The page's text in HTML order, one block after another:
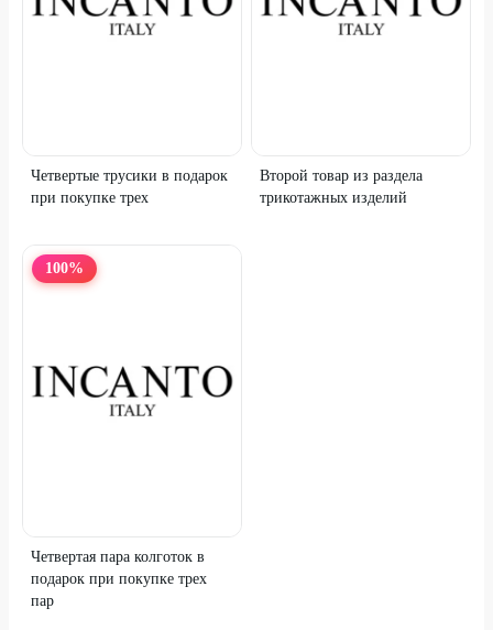
Четвертые трусики в подарок
при покупке трех
Второй товар из раздела
трикотажных изделий
100%
Четвертая пара колготок в
подарок при покупке трех
пар